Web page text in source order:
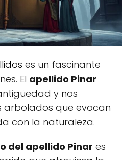
es un fascinante
El apellido Pinar
y nos
arbolados que evocan
con la naturaleza.
del apellido Pinar es